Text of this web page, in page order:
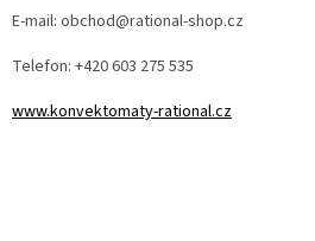
E-mail: obchod@rational-shop.cz
Telefon: +420 603 275 535
www.konvektomaty-rational.cz